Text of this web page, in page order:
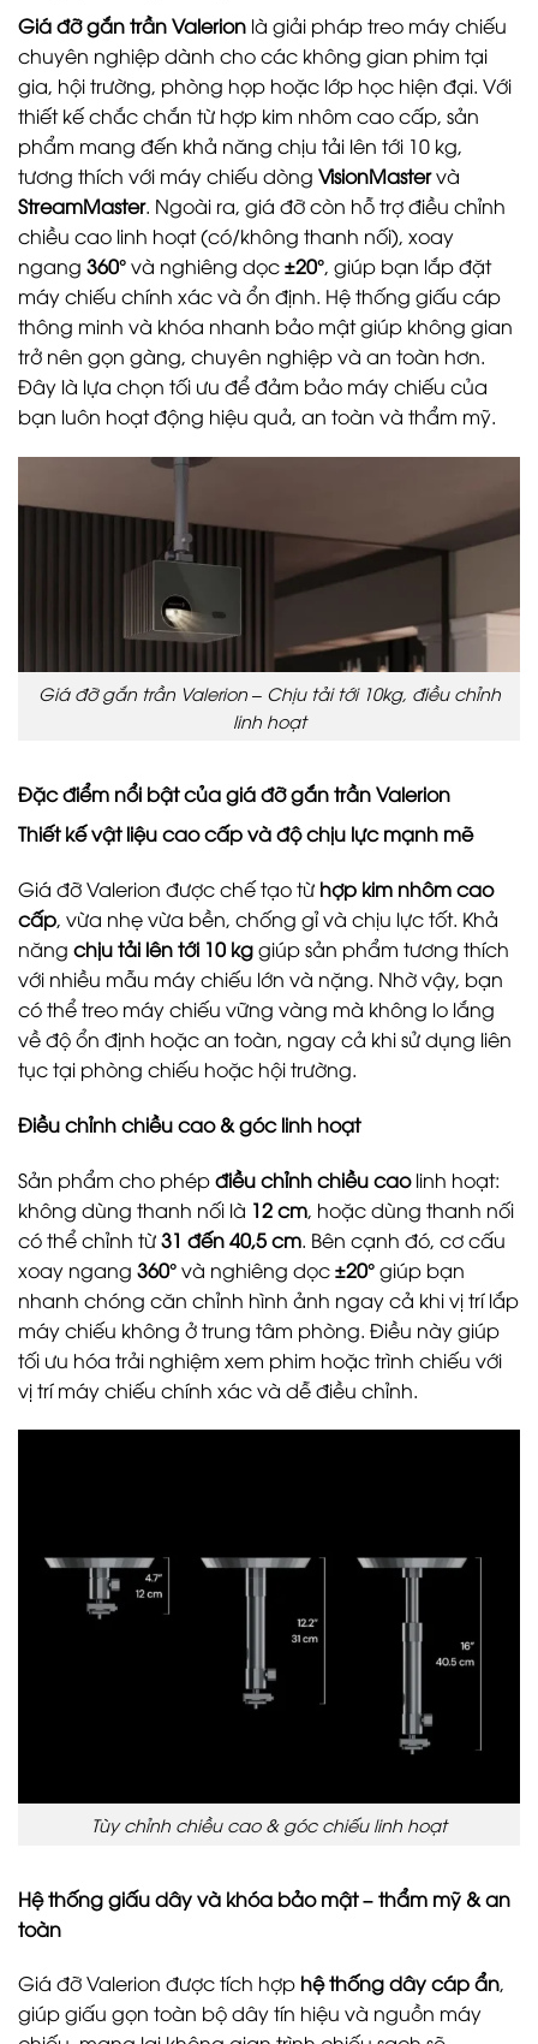
Giá đỡ gắn trần Valerion là giải pháp treo máy chiếu
chuyên nghiệp dành cho các không gian phim tại
gia, hội trường, phòng họp hoặc lớp học hiện đại. Với
thiết kế chắc chắn từ hợp kim nhôm cao cấp, sản
phẩm mang đến khả năng chịu tải lên tới 10 kg,
tương thích với máy chiếu dòng VisionMastervà
StreamMaster. Ngoài ra, giá đỡ còn hỗ trợ điều chỉnh
chiều cao linh hoạt (có/không thanh nối), xoay
ngang 360°và nghiêng dọc±20°, giúp bạn lắp đặt
máy chiếu chính xác và ổn định. Hệ thống giấu cáp
thông minh và khóa nhanh bảo mật giúp không gian
trở nên gọn gàng, chuyên nghiệp và an toàn hơn.
Đây là lựa chọn tối ưu để đảm bảo máy chiếu của
bạn luôn hoạt động hiệu quả, an toàn và thẩm mỹ.
Giá đỡ gắn trần Valerion – Chịu tải tới 10kg, điều chỉnh
linh hoạt
Đặc điểm nổi bật của giá đỡ gắn trần Valerion
Thiết kế vật liệu cao cấp và độ chịu lực mạnh mẽ
Giá đỡ Valerion được chế tạo từ hợp kim nhôm cao
cấp, vừa nhẹ vừa bền, chống gỉ và chịu lực tốt. Khả
năng chịu tải lên tới 10 kggiúp sản phẩm tương thích
với nhiều mẫu máy chiếu lớn và nặng. Nhờ vậy, bạn
có thể treo máy chiếu vững vàng mà không lo lắng
về độ ổn định hoặc an toàn, ngay cả khi sử dụng liên
tục tại phòng chiếu hoặc hội trường.
Điều chỉnh chiều cao & góc linh hoạt
Sản phẩm cho phépđiều chỉnh chiều caolinh hoạt:
không dùng thanh nối là 12 cm, hoặc dùng thanh nối
có thể chỉnh từ31 đến 40,5 cm. Bên cạnh đó, cơ cấu
xoay ngang 360°và nghiêng dọc±20°giúp bạn
nhanh chóng căn chỉnh hình ảnh ngay cả khi vị trí lắp
máy chiếu không ở trung tâm phòng. Điều này giúp
tối ưu hóa trải nghiệm xem phim hoặc trình chiếu với
vị trí máy chiếu chính xác và dễ điều chỉnh.
Tùy chỉnh chiều cao & góc chiếu linh hoạt
Hệ thống giấu dây và khóa bảo mật – thẩm mỹ & an
toàn
Giá đỡ Valerion được tích hợp hệ thống dây cáp ẩn,
giúp giấu gọn toàn bộ dây tín hiệu và nguồn máy